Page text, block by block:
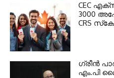
CEC
3000
CRS
ഗ്രീന്‍
എം.പി